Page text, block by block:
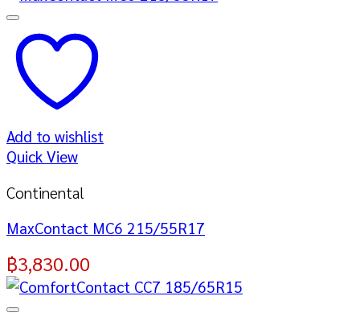
Add to wishlist
Quick View
Continental
MaxContact MC6 215/55R17
฿3,830.00